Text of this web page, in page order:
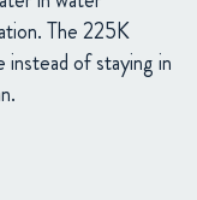
The 225K
instead of staying in